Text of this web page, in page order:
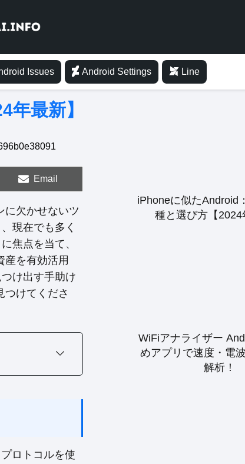
Issues Android Settings Line
最新】
S
r
o
Email
に欠かせないツ
現在でも多く
焦点を当て、
産を有効活用
け出す手助け
つけてくださ
ロトコルを使
iPhoneに似たAndroid
種と選び方【2024
WiFiアナライザー
めアプリで速度・電
解析！